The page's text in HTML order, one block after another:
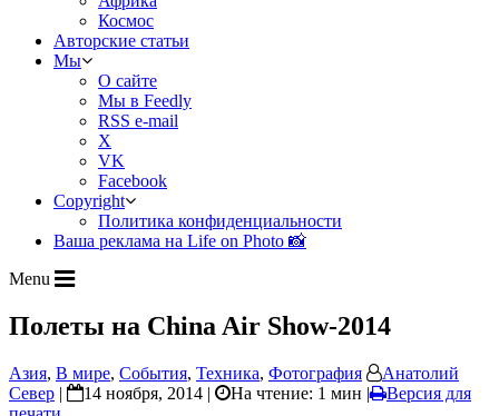
Космос
Авторские статьи
Мы
О сайте
Мы в Feedly
RSS e-mail
X
VK
Facebook
Copyright
Политика конфиденциальности
Ваша реклама на Life on Photo 📸
Menu
Полеты на China Air Show-2014
Азия, В мире, События, Техника, Фотография
Анатолий
Север | 14 ноября, 2014 | На чтение: 1 мин |
Версия для